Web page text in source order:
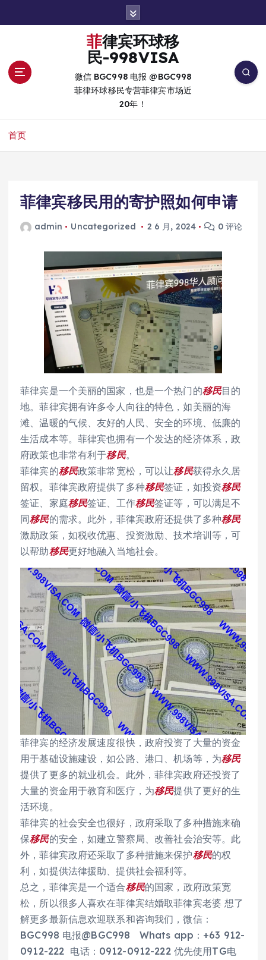
菲律宾环球移
民-998VISA
微信 BGC998 电报 @BGC998
菲律环球移民专营菲律宾市场近
20年！
首页
菲律宾移民用的寄护照如何申请
admin Uncategorized 2 6 月, 2024 0 评论
菲律宾是一个美丽的国家，也是一个热门的移民目的
地。菲律宾拥有许多令人向往的特色，如美丽的海
滩、温暖的气候、友好的人民、安全的环境、低廉的
生活成本等。菲律宾也拥有一个发达的经济体系，政
府政策也非常有利于移民。
菲律宾的移民政策非常宽松，可以让移民获得永久居
留权。菲律宾政府提供了多种移民签证，如投资移民
签证、家庭移民签证、工作移民签证等，可以满足不
同移民的需求。此外，菲律宾政府还提供了多种移民
激励政策，如税收优惠、投资激励、技术培训等，可
以帮助移民更好地融入当地社会。
菲律宾的经济发展速度很快，政府投资了大量的资金
用于基础设施建设，如公路、港口、机场等，为移民
提供了更多的就业机会。此外，菲律宾政府还投资了
大量的资金用于教育和医疗，为移民提供了更好的生
活环境。
菲律宾的社会安全也很好，政府采取了多种措施来确
保移民的安全，如建立警察局、改善社会治安等。此
外，菲律宾政府还采取了多种措施来保护移民的权
利，如提供法律援助、提供社会福利等。
总之，菲律宾是一个适合移民的国家，政府政策宽
松，所以很多人喜欢在菲律宾结婚取菲律宾老婆 想了
解更多最新信息欢迎联系和咨询我们，微信：
BGC998 电报@BGC998 Whats app：+63 912-
0912-222 电话：0912-0912-222 优先使用TG电